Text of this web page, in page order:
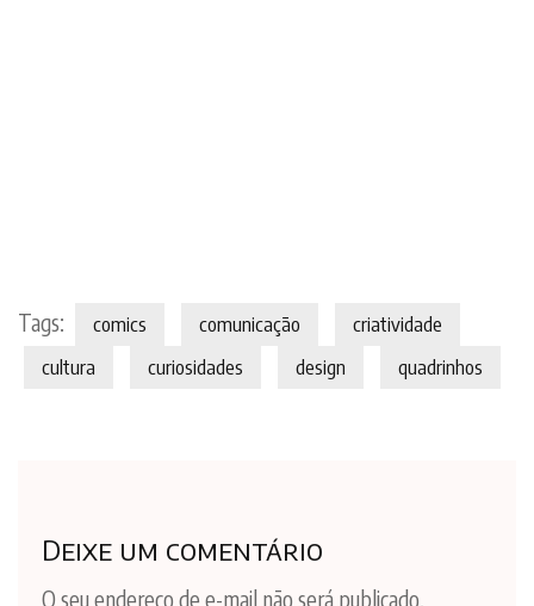
Tags: comics comunicação
criatividade
cultura
curiosidades design quadrinhos
Deixe um comentário
O seu endereço de e-mail não será publicado.